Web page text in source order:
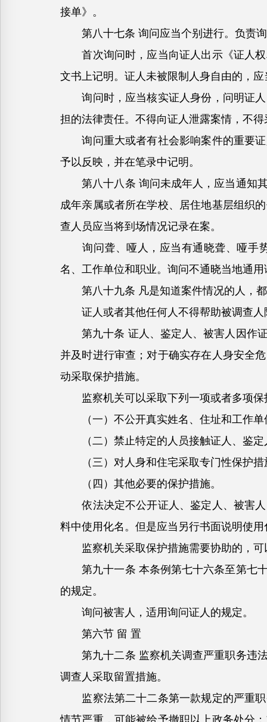
接单》。
第八十七条 询问应当个别进行。负责询
首次询问时，应当向证人出示《证人权
文书上记明。证人未被限制人身自由的，
询问时，应当核实证人身份，问明证人
担的法律责任。不得向证人泄露案情，不
询问重大或者有社会影响案件的重要证
予以反映，并在笔录中记明。
第八十八条 询问未成年人，应当通知其
成年亲属或者所在学校、居住地基层组织
查人员应当将到场情况记录在案。
询问聋、哑人，应当有通晓聋、哑手势
名、工作单位和职业。询问不通晓当地通
第八十九条 凡是知道案件情况的人，都
证人或者其他任何人不得帮助被调查人
第九十条 证人、鉴定人、被害人因作证
并及时进行审查；对于确实存在人身安全
动采取保护措施。
监察机关可以采取下列一项或者多项保
（一）不公开真实姓名、住址和工作单
（二）禁止特定的人员接触证人、鉴定
（三）对人身和住宅采取专门性保护措
（四）其他必要的保护措施。
依法决定不公开证人、鉴定人、被害人
料中使用化名。但是应当另行书面说明使
监察机关采取保护措施需要协助的，可
第九十一条 本条例第七十六条至第七十
的规定。
询问被害人，适用询问证人的规定。
第六节 留 置
第九十二条 监察机关调查严重职务违法
调查人采取留置措施。
监察法第二十二条第一款规定的严重职
情节严重，可能被给予撤职以上政务处分